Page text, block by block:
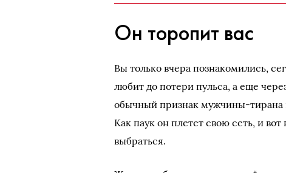
Он торопит вас
Вы только вчера познакомились,
любит до потери пульса, а еще
обычный признак мужчины-тирана
Как паук он плетет свою сеть, и
выбраться.